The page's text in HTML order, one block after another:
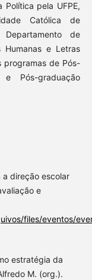
Política pela UFPE,
Católica de
Departamento de
Humanas e Letras
programas de Pós-
Pós-graduação
a direção escolar
e
files/eventos/
estratégia da
M. (org.).